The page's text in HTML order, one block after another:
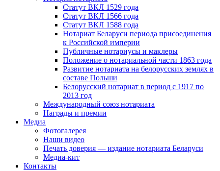
Статут ВКЛ 1529 года
Статут ВКЛ 1566 года
Статут ВКЛ 1588 года
Нотариат Беларуси периода присоединения
к Российской империи
Публичные нотариусы и маклеры
Положение о нотариальной части 1863 года
Развитие нотариата на белорусских землях в
составе Польши
Белорусский нотариат в период с 1917 по
2013 год
Международный союз нотариата
Награды и премии
Медиа
Фотогалерея
Наши видео
Печать доверия — издание нотариата Беларуси
Медиа-кит
Контакты